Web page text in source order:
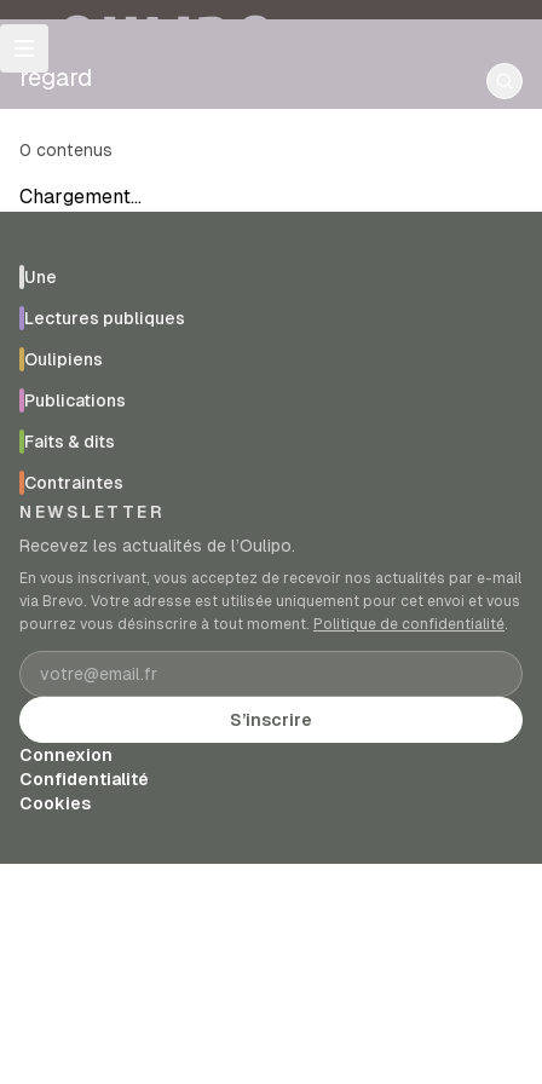
OULIPO
regard
0 contenus
Chargement…
Une
Lectures publiques
Oulipiens
Publications
Faits & dits
Contraintes
NEWSLETTER
Recevez les actualités de l’Oulipo.
En vous inscrivant, vous acceptez de recevoir nos actualités par e-mail
via Brevo. Votre adresse est utilisée uniquement pour cet envoi et vous
pourrez vous désinscrire à tout moment. Politique de confidentialité.
Adresse e-mail
S’inscrire
Connexion
Confidentialité
Cookies